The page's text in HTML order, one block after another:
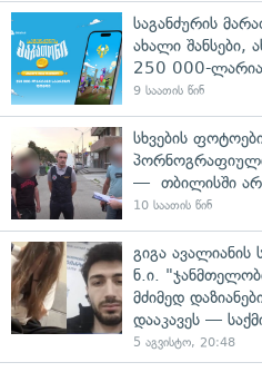
საგანძურის
ახალი შანსები,
250 000-
9 საათის წინ
სხვების
— თბილისში
10 საათის წინ
გიგა
ნ.ი.
მძიმედ
დააკავეს —
5 აგვისტო, 20:48